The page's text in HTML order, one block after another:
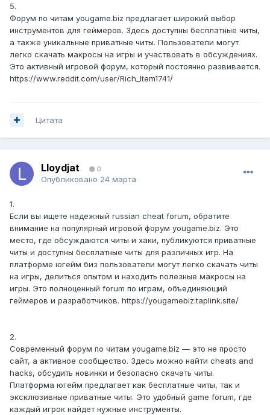
5.
Форум по читам yougame.biz предлагает широкий выбор
инструментов для геймеров. Здесь доступны бесплатные читы,
а также уникальные приватные читы. Пользователи могут
легко скачать макросы на игры и участвовать в обсуждениях.
Это активный игровой форум, который постоянно развивается.
https://www.reddit.com/user/Rich_Item1741/
Цитата
Lloydjat 0
Опубликовано 24 марта
1.
Если вы ищете надежный russian cheat forum, обратите
внимание на популярный игровой форум yougame.biz. Это
место, где обсуждаются читы и хаки, публикуются приватные
читы и доступны бесплатные читы для различных игр. На
платформе югейм биз пользователи могут легко скачать читы
на игры, делиться опытом и находить полезные макросы на
игры. Это полноценный forum по играм, объединяющий
геймеров и разработчиков. https://yougamebiz.taplink.site/
2.
Современный форум по читам yougame.biz — это не просто
сайт, а активное сообщество. Здесь можно найти cheats and
hacks, обсудить новинки и безопасно скачать читы.
Платформа югейм предлагает как бесплатные читы, так и
эксклюзивные приватные читы. Это удобный game forum, где
каждый игрок найдет нужные инструменты.